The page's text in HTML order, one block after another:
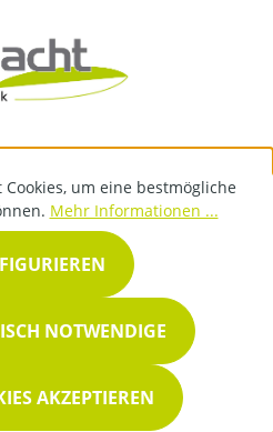
um eine bestmögliche
Mehr Informationen ...
NOTWENDIGE
AKZEPTIEREN